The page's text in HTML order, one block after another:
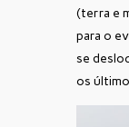
(terra e
para o
se
os